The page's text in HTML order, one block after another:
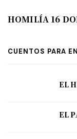
HOMILÍA 16
CUENTOS PARA
EL
EL